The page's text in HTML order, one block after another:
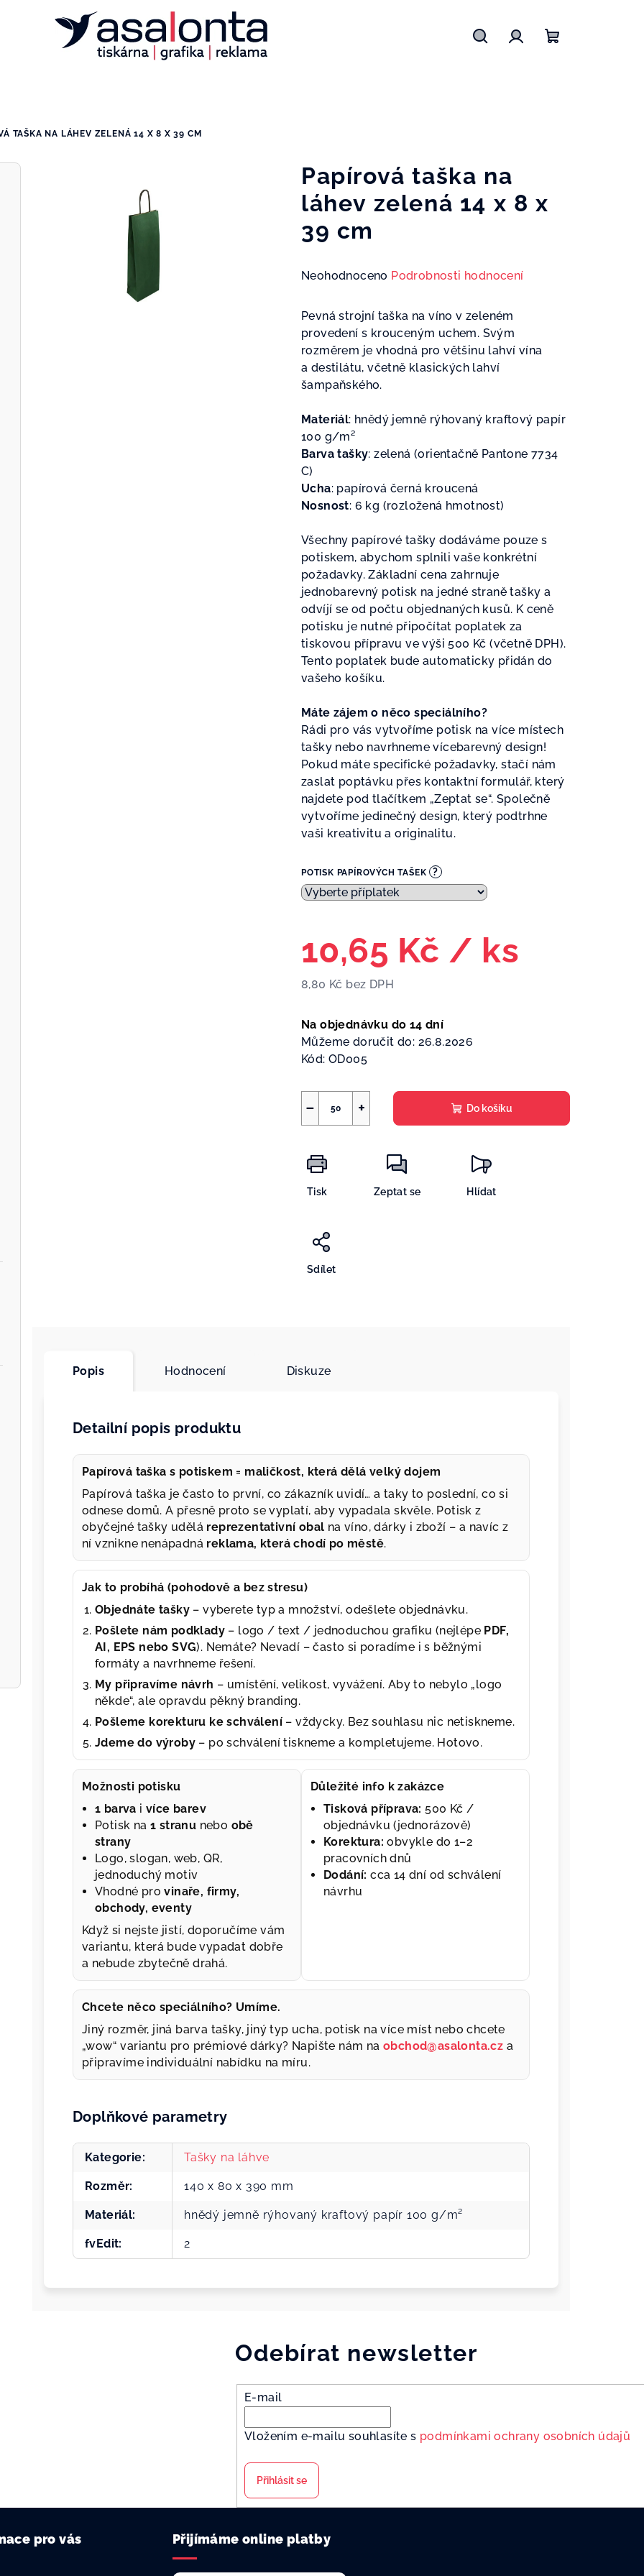
TAŠKA NA LÁHEV ZELENÁ 14 X 8 X 39 CM
Papírová taška na
láhev zelená 14 x 8 x
39 cm
Průměrné
produktu
0,0
5
hvězdiček.
Neohodnoceno Podrobnosti hodnocení
Pevná strojní taška na víno v zeleném
provedení s krouceným uchem. Svým
rozměrem je vhodná pro většinu lahví vína
a destilátu, včetně klasických lahví
šampaňského.
Materiál: hnědý jemně rýhovaný kraftový papír
100 g/m²
Barva tašky: zelená (orientačně Pantone 7734
C)
Ucha: papírová černá kroucená
Nosnost: 6 kg (rozložená hmotnost)
Všechny papírové tašky dodáváme pouze s
potiskem, abychom splnili vaše konkrétní
požadavky. Základní cena zahrnuje
jednobarevný potisk na jedné straně tašky a
odvíjí se od počtu objednaných kusů. K ceně
potisku je nutné připočítat poplatek za
tiskovou přípravu ve výši 500 Kč (včetně DPH).
Tento poplatek bude automaticky přidán do
vašeho košíku.
Máte zájem o něco speciálního?
Rádi pro vás vytvoříme potisk na více místech
tašky nebo navrhneme vícebarevný design!
Pokud máte specifické požadavky, stačí nám
zaslat poptávku přes kontaktní formulář, který
najdete pod tlačítkem „Zeptat se“. Společně
vytvoříme jedinečný design, který podtrhne
vaši kreativitu a originalitu.
POTISK PAPÍROVÝCH TAŠEK ?
10,65 Kč / ks
8,80 Kč bez DPH
cena:
Na objednávku do 14 dní
Můžeme doručit do: 26.8.2026
Kód: OD005
+
− Do košíku
Tisk Zeptat se Hlídat
Sdílet
Popis Hodnocení Diskuze
Detailní popis produktu
Papírová taška s potiskem = maličkost, která dělá velký dojem
Papírová taška je často to první, co zákazník uvidí… a taky to poslední, co si
odnese domů. A přesně proto se vyplatí, aby vypadala skvěle. Potisk z
obyčejné tašky udělá reprezentativní obal na víno, dárky i zboží – a navíc z
ní vznikne nenápadná reklama, která chodí po městě.
Jak to probíhá (pohodově a bez stresu)
Objednáte tašky – vyberete typ a množství, odešlete objednávku.
Pošlete nám podklady – logo / text / jednoduchou grafiku (nejlépe PDF,
AI, EPS nebo SVG). Nemáte? Nevadí – často si poradíme i s běžnými
formáty a navrhneme řešení.
My připravíme návrh – umístění, velikost, vyvážení. Aby to nebylo „logo
někde“, ale opravdu pěkný branding.
Pošleme korekturu ke schválení – vždycky. Bez souhlasu nic netiskneme.
Jdeme do výroby – po schválení tiskneme a kompletujeme. Hotovo.
Možnosti potisku
1 barva ivíce barev
Potisk na 1 stranu nebo obě
strany
Logo, slogan, web, QR,
jednoduchý motiv
Vhodné provinaře, firmy,
obchody, eventy
Když si nejste jistí, doporučíme vám
variantu, která bude vypadat dobře
a nebude zbytečně drahá.
Důležité info k zakázce
Tisková příprava: 500 Kč /
objednávku (jednorázově)
Korektura: obvykle do 1–2
pracovních dnů
Dodání: cca 14 dní od schválení
návrhu
Chcete něco speciálního? Umíme.
Jiný rozměr, jiná barva tašky, jiný typ ucha, potisk na více míst nebo chcete
„wow“ variantu pro prémiové dárky? Napište nám na obchod@asalonta.cz a
připravíme individuální nabídku na míru.
Doplňkové parametry
Kategorie: Tašky na láhve
Rozměr: 140 x 80 x 390 mm
Materiál: hnědý jemně rýhovaný kraftový papír 100 g/m²
fvEdit: 2
Odebírat newsletter
E-mail
Vložením e-mailu souhlasíte s podmínkami ochrany osobních údajů
Přihlásit se
pro vás Přijímáme online platby